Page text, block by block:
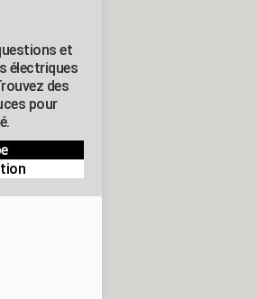
et
électriques
des
pour